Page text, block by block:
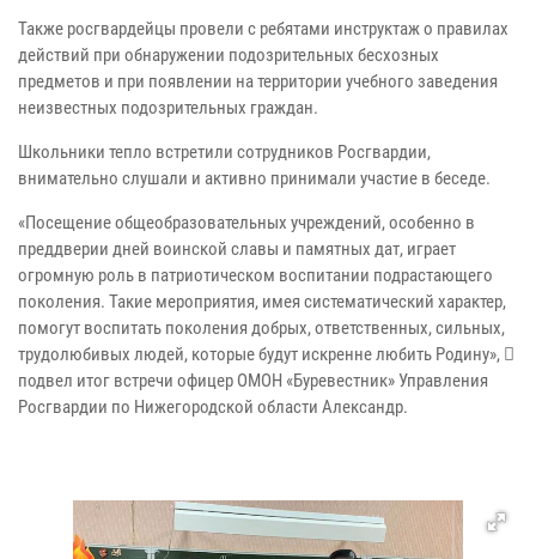
Также росгвардейцы провели с ребятами инструктаж о правилах
действий при обнаружении подозрительных бесхозных
предметов и при появлении на территории учебного заведения
неизвестных подозрительных граждан.
Школьники тепло встретили сотрудников Росгвардии,
внимательно слушали и активно принимали участие в беседе.
«Посещение общеобразовательных учреждений, особенно в
преддверии дней воинской славы и памятных дат, играет
огромную роль в патриотическом воспитании подрастающего
поколения. Такие мероприятия, имея систематический характер,
помогут воспитать поколения добрых, ответственных, сильных,
трудолюбивых людей, которые будут искренне любить Родину», 
подвел итог встречи офицер ОМОН «Буревестник» Управления
Росгвардии по Нижегородской области Александр.